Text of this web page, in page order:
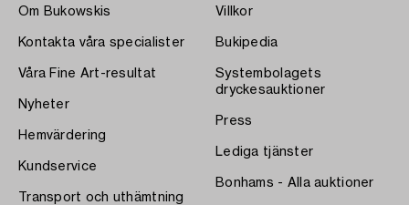
Om Bukowskis
Kontakta våra specialister
Våra Fine Art-resultat
Nyheter
Hemvärdering
Kundservice
Transport och uthämtning
Villkor
Bukipedia
Systembolagets
dryckesauktioner
Press
Lediga tjänster
Bonhams - Alla auktioner